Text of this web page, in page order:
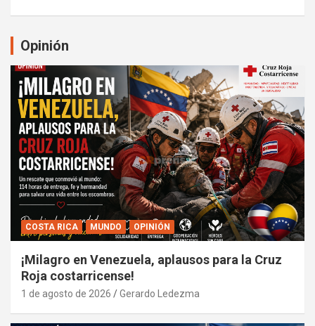
Opinión
COSTA RICA MUNDO OPINIÓN
¡Milagro en Venezuela, aplausos para la Cruz
Roja costarricense!
1 de agosto de 2026 Gerardo Ledezma